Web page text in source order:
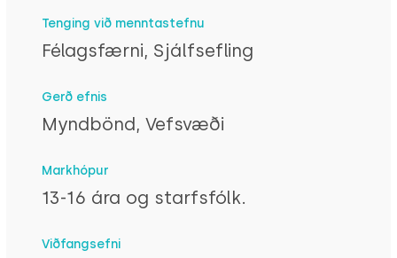
Tenging við menntastefnu
Félagsfærni, Sjálfsefling
Gerð efnis
Myndbönd, Vefsvæði
Markhópur
13-16 ára og starfsfólk.
Viðfangsefni